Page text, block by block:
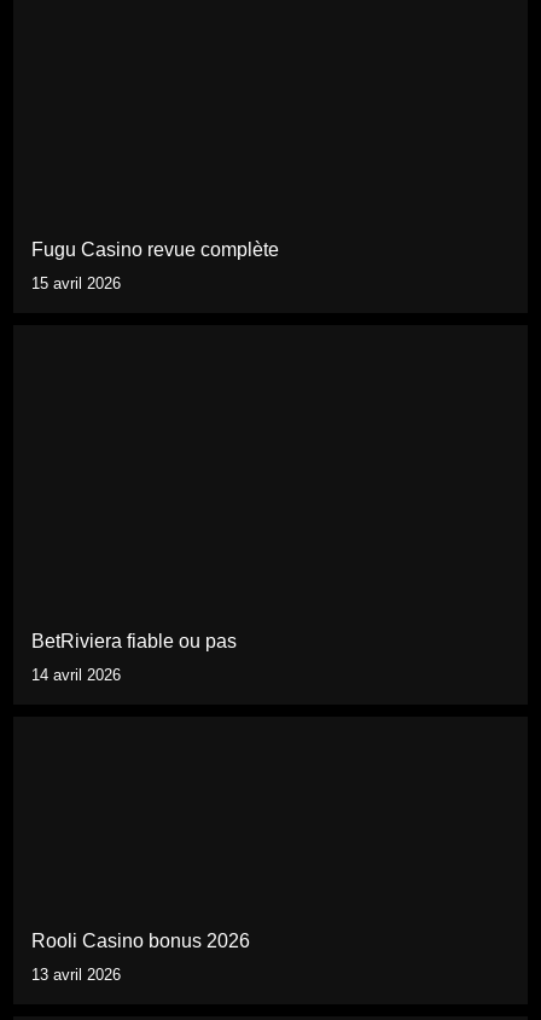
Fugu Casino revue complète
15 avril 2026
BetRiviera fiable ou pas
14 avril 2026
Rooli Casino bonus 2026
13 avril 2026